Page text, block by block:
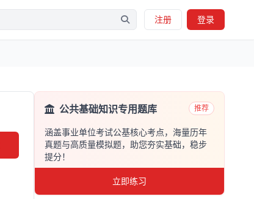
注册 登录
公共基础知识专用题库 推荐
涵盖事业单位考试公基核心考点，海量历年
真题与高质量模拟题，助您夯实基础，稳步
提分！
立即练习